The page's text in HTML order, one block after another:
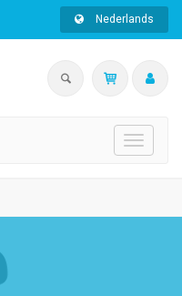
Nederlands
Toggle